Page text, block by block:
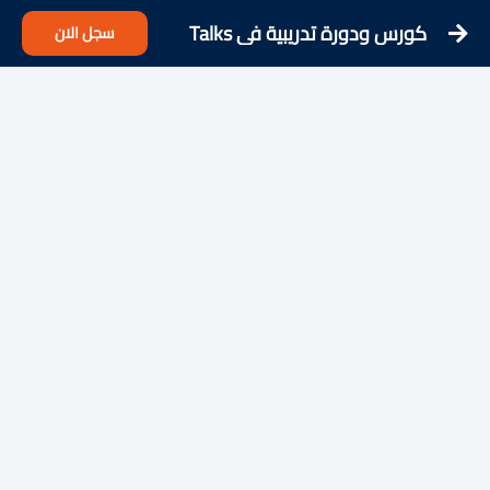
كورس ودورة تدريبية فى Talks سجل الان